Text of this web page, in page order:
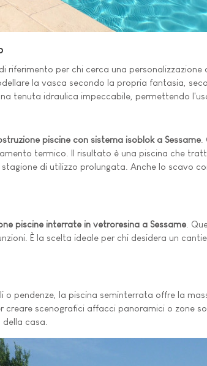
per chi cerca una personalizzazione
la vasca secondo la propria fantasia,
tenuta idraulica impeccabile, permettendo
piscine con sistema isoblok a Sessame
termico. Il risultato è una piscina che
di utilizzo prolungata. Anche lo scavo
piscine interrate in vetroresina a Sessame .
È la scelta ideale per chi desidera un
o pendenze, la piscina seminterrata offre la
scenografici affacci panoramici o zone
casa.